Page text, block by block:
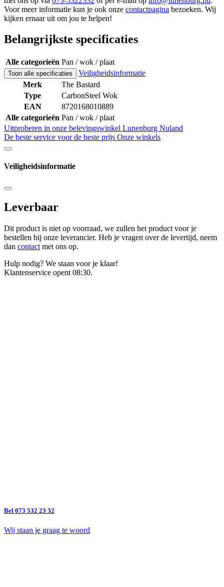
Voor meer informatie kun je ook onze contactpagina bezoeken. Wij
kijken ernaar uit om jou te helpen!
Belangrijkste specificaties
Alle categorieën Pan / wok / plaat
Toon alle specificaties
Veiligheidsinformatie
Merk
The Bastard
Type
CarbonSteel Wok
EAN
8720168010889
Alle categorieën Pan / wok / plaat
Uitproberen in onze belevingswinkel Lunenburg Nuland
De beste service voor de beste prijs Onze winkels
Veiligheidsinformatie
Leverbaar
Dit product is niet op voorraad, we zullen het product voor je
bestellen bij onze leverancier. Heb je vragen over de levertijd, neem
dan contact met ons op.
Hulp nodig? We staan voor je klaar!
Klantenservice opent 08:30.
Bel 073 532 23 32
Wij staan je graag te woord